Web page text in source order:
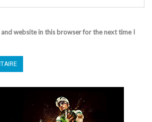
and website in this browser for the next time I